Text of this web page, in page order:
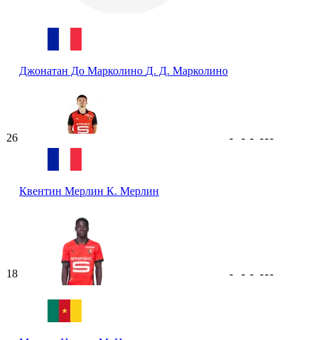
Джонатан До Марколино Д. Д. Марколино
26
Квентин Мерлин К. Мерлин
- - - ---
18 - - - ---